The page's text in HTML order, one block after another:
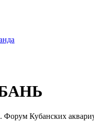
Кубанских